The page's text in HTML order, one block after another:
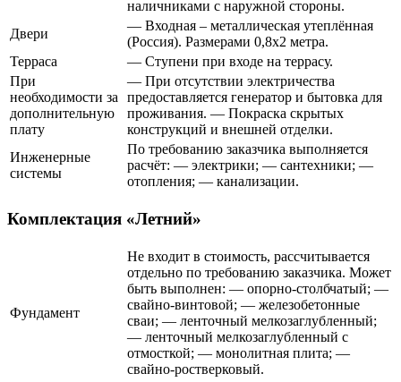
наличниками с наружной стороны.
Двери
— Входная – металлическая утеплённая
(Россия). Размерами 0,8х2 метра.
Терраса
— Ступени при входе на террасу.
При
необходимости за
дополнительную
плату
— При отсутствии электричества
предоставляется генератор и бытовка для
проживания. — Покраска скрытых
конструкций и внешней отделки.
Инженерные
системы
По требованию заказчика выполняется
расчёт: — электрики; — сантехники; —
отопления; — канализации.
Комплектация «Летний»
Фундамент
Не входит в стоимость, рассчитывается
отдельно по требованию заказчика. Может
быть выполнен: — опорно-столбчатый; —
свайно-винтовой; — железобетонные
сваи; — ленточный мелкозаглубленный;
— ленточный мелкозаглубленный с
отмосткой; — монолитная плита; —
свайно-ростверковый.